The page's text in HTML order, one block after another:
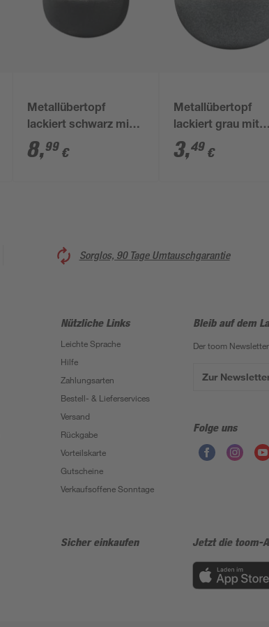
Metallübertopf
lackiert schwarz mit
Silberrand 15 x 17 x
12 cm
8,99 €
Metallübertopf
lackiert grau mit
Silberrand 9 x 10 x
cm
3,49 €
Sorglos, 90 Tage Umtauschgarantie
Nützliche Links
Leichte Sprache
Hilfe
Zahlungsarten
Bestell- & Lieferservices
Versand
Rückgabe
Vorteilskarte
Gutscheine
Verkaufsoffene Sonntage
Bleib auf dem
Der toom
Zur
Folge uns
Sicher einkaufen Jetzt die toom-